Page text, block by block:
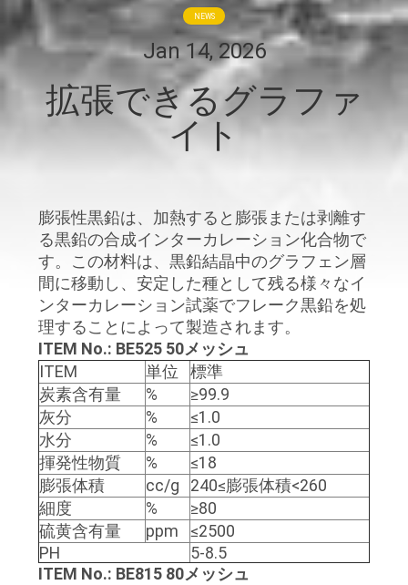
ト
私
達
に
NEWS
Jan 14, 2026
拡張できるグラファ
イト
膨張性黒鉛は、加熱すると膨張または剥離す
る黒鉛の合成インターカレーション化合物で
す。この材料は、黒鉛結晶中のグラフェン層
間に移動し、安定した種として残る様々なイ
ンターカレーション試薬でフレーク黒鉛を処
理することによって製造されます。
ITEM No.: BE525 50メッシュ
ITEM
単位
標準
炭素含有量
% ≥99.9
灰分
%
≤1.0
水分
%
≤1.0
揮発性物質
%
≤18
膨張体積
cc/g
240≤膨張体積<260
細度
%
≥80
硫黄含有量
ppm
≤2500
PH
5-8.5
ITEM No.: BE815 80メッシュ